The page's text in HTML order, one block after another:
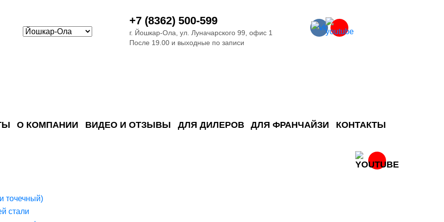
+7 (8362) 500-599
г. Йошкар-Ола, ул. Луначарского 99, офис 1
После 19.00 и выходные по записи
О КОМПАНИИ ВИДЕО И ОТЗЫВЫ ДЛЯ ДИЛЕРОВ ДЛЯ ФРАНЧАЙЗИ КОНТАКТЫ
точечный)
стали